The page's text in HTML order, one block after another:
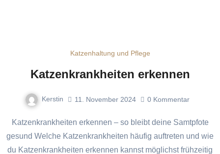
Katzenhaltung und Pflege
Katzenkrankheiten erkennen
Kerstin 11. November 2024 0 Kommentar
Katzenkrankheiten erkennen – so bleibt deine Samtpfote
gesund Welche Katzenkrankheiten häufig auftreten und wie
du Katzenkrankheiten erkennen kannst möglichst frühzeitig